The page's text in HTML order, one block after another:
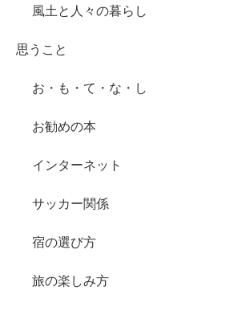
風土と人々の暮らし
思うこと
お・も・て・な・し
お勧めの本
インターネット
サッカー関係
宿の選び方
旅の楽しみ方